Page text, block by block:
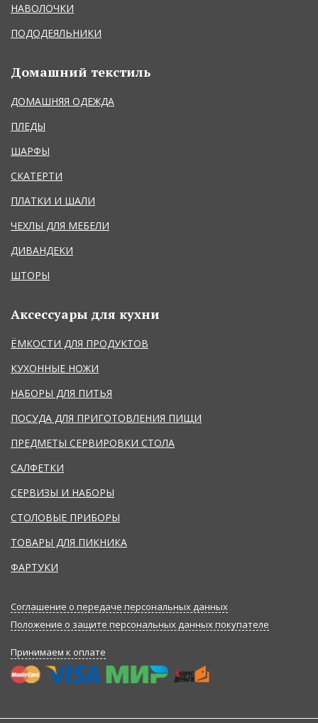
НАВОЛОЧКИ
ПОДОДЕЯЛЬНИКИ
Домашний текстиль
ДОМАШНЯЯ ОДЕЖДА
ПЛЕДЫ
ШАРФЫ
СКАТЕРТИ
ПЛАТКИ И ШАЛИ
ЧЕХЛЫ ДЛЯ МЕБЕЛИ
ДИВАНДЕКИ
ШТОРЫ
Аксессуары для кухни
ЁМКОСТИ ДЛЯ ПРОДУКТОВ
КУХОННЫЕ НОЖИ
НАБОРЫ ДЛЯ ПИТЬЯ
ПОСУДА ДЛЯ ПРИГОТОВЛЕНИЯ ПИЩИ
ПРЕДМЕТЫ СЕРВИРОВКИ СТОЛА
САЛФЕТКИ
СЕРВИЗЫ И НАБОРЫ
СТОЛОВЫЕ ПРИБОРЫ
ТОВАРЫ ДЛЯ ПИКНИКА
ФАРТУКИ
Соглашение о передаче персональных данных
Положение о защите персональных данных покупателе
Принимаем к оплате